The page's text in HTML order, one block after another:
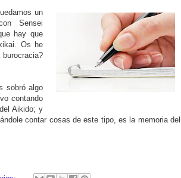
un
Sensei
hay que
Os he
sobró algo
contando
Aikido; y
contar cosas de este tipo, es la memoria del